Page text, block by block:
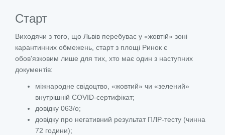
Старт
Виходячи з того, що Львів перебуває у «жовтій» зоні
карантинних обмежень, старт з площі Ринок є
обов'язковим лише для тих, хто має один з наступних
документів:
міжнародне свідоцтво, «жовтий» чи «зелений»
внутрішній COVID-сертифікат;
довідку 063/о;
довідку про негативний результат ПЛР-тесту (чинна
72 години);